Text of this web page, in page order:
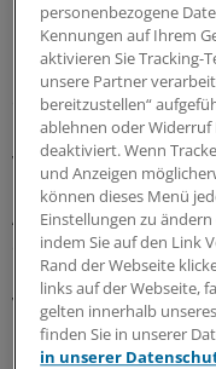
Personalausweis
Interessanter ist für
eine andere
Personalausweises.
von Online-
Auch in Nordrhein,
eGK an ihre
KKH Allianz
Verfügung.
Der
personenbezogene
Kennungen auf Ihrem
aktivieren Sie Tracking-
unsere Partner
bereitzustellen“
ablehnen oder
deaktiviert. Wenn
und Anzeigen
können dieses Menü
Einstellungen zu
indem Sie auf den Link
Rand der Webseite
links auf der Webseite,
gelten innerhalb
finden Sie in unserer
in unserer